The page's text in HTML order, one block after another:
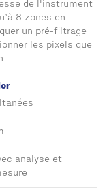
de l'instrument
8 zones en
un pré-filtrage
les pixels que
analyse et